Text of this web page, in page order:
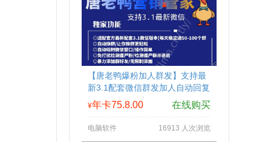
【唐老鸭爆粉加人群发】支持最
新3.1配套微信群发加人自动回复
拉群换群
¥年卡75.8.00 在线购买
电脑软件 16913 人次浏览